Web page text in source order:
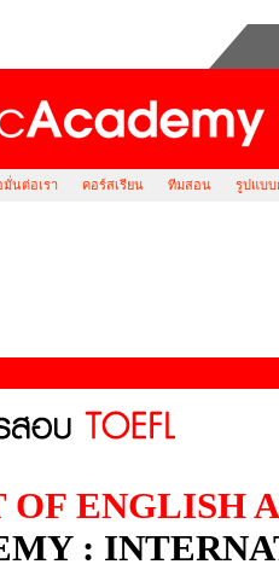
มั่นต่อเรา คอร์สเรียน ทีมสอน รูปแบบ
OF ENGLISH
: